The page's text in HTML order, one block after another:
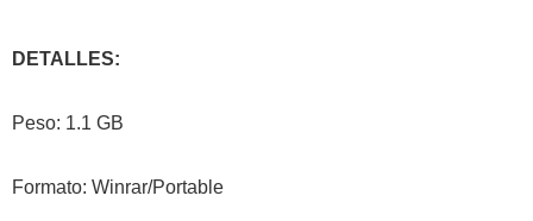
DETALLES:
Peso: 1.1 GB
Formato: Winrar/Portable